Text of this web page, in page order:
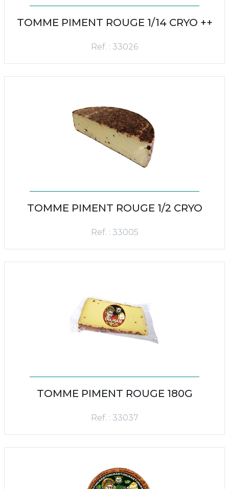
TOMME PIMENT ROUGE 1/14 CRYO ++
Ref. : 33026
TOMME PIMENT ROUGE 1/2 CRYO
Ref. : 33005
TOMME PIMENT ROUGE 180G
Ref. : 33037